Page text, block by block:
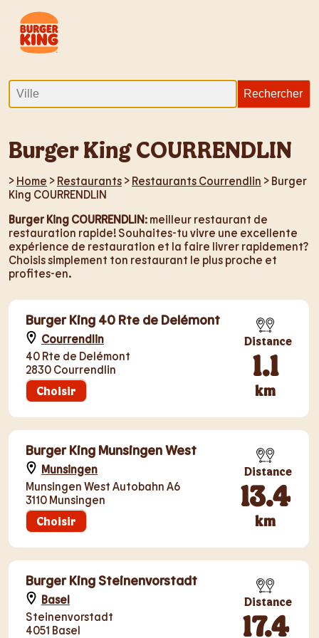
Burger King COURRENDLIN
> Home > Restaurants > Restaurants Courrendlin > Burger
King COURRENDLIN
Burger King COURRENDLIN: meilleur restaurant de
restauration rapide! Souhaites-tu vivre une excellente
expérience de restauration et la faire livrer rapidement?
Choisis simplement ton restaurant le plus proche et
profites-en.
Burger King 40 Rte de Delémont
Courrendlin
40 Rte de Delémont
2830 Courrendlin
Choisir
Distance
1.1
km
Burger King Munsingen West
Munsingen
Munsingen West Autobahn A6
3110 Munsingen
Choisir
Distance
13.4
km
Burger King Steinenvorstadt
Basel
Steinenvorstadt
4051 Basel
Distance
17.4